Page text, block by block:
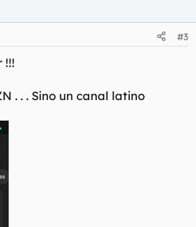
#3
!!!
. . . Sino un canal latino